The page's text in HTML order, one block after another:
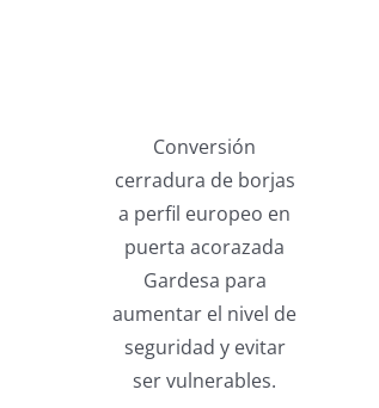
Conversión
cerradura de borjas
a perfil europeo en
puerta acorazada
Gardesa para
aumentar el nivel de
seguridad y evitar
ser vulnerables.